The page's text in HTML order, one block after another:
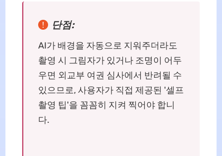
단점:
AI가 배경을 자동으로 지워주더라도
촬영 시 그림자가 있거나 조명이 어두
우면 외교부 여권 심사에서 반려될 수
있으므로, 사용자가 직접 제공된 '셀프
촬영 팁'을 꼼꼼히 지켜 찍어야 합니
다.